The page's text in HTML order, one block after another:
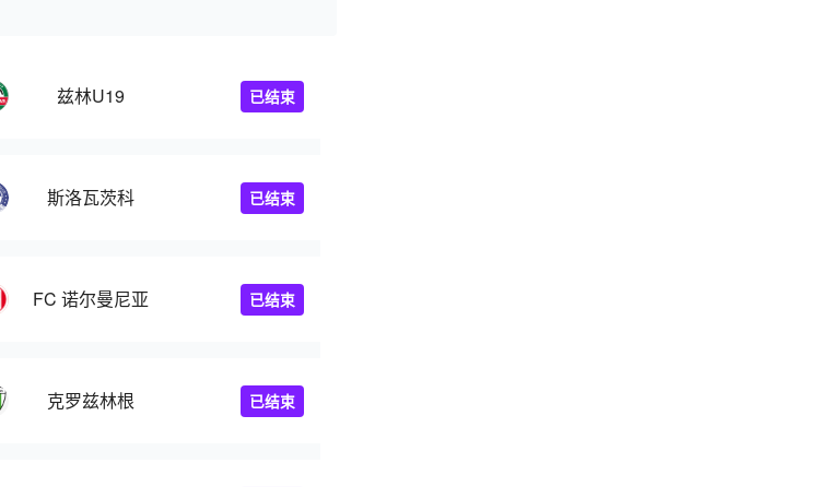
兹林U19 已结束
斯洛瓦茨科 已结束
FC 诺尔曼尼亚 已结束
克罗兹林根 已结束